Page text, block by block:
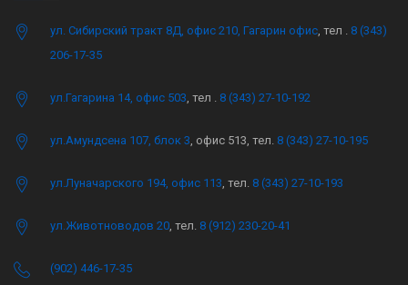
ул. Сибирский тракт 8Д, офис 210, Гагарин офис , тел . 8 (343)
206-17-35
ул.Гагарина 14, офис 503 , тел . 8 (343) 27-10-192
ул.Амундсена 107, блок 3 , офис 513, тел. 8 (343) 27-10-195
ул.Луначарского 194, офис 113 , тел. 8 (343) 27-10-193
ул.Животноводов 20 , тел. 8 (912) 230-20-41
(902) 446-17-35